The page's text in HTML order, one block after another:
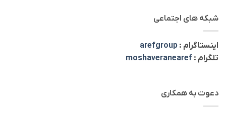
شبکه های اجتماعی
اینستاگرام : arefgroup
تلگرام : moshaveranearef
دعوت به همکاری